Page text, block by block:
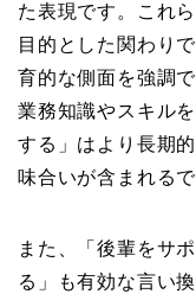
た表現です。これ
目的とした関わり
育的な側面を強調
業務知識やスキル
する」はより長期
味合いが含まれるで
また、「後輩をサ
る」も有効な言い